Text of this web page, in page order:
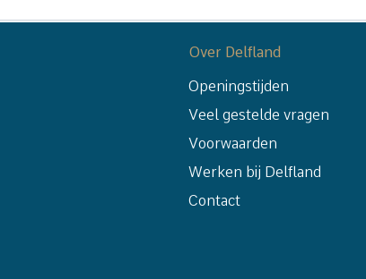
Over Delfland
Openingstijden
Veel gestelde vragen
Voorwaarden
Werken bij Delfland
Contact